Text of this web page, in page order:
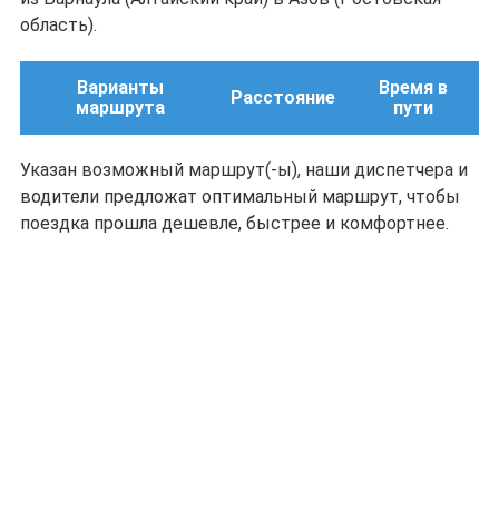
область).
Варианты
маршрута
Расстояние
Время в
пути
Указан возможный маршрут(-ы), наши диспетчера и
водители предложат оптимальный маршрут, чтобы
поездка прошла дешевле, быстрее и комфортнее.